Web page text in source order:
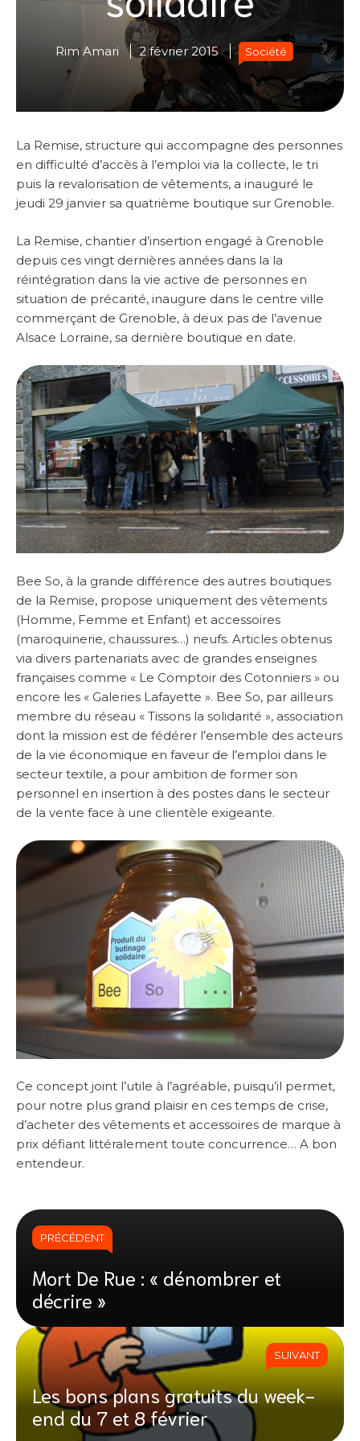
Rim Amari 2 février 2015 Société
La Remise, structure qui accompagne des personnes
en difficulté d’accès à l’emploi via la collecte, le tri
puis la revalorisation de vêtements, a inauguré le
jeudi 29 janvier sa quatrième boutique sur Grenoble.
La Remise, chantier d’insertion engagé à Grenoble
depuis ces vingt dernières années dans la la
réintégration dans la vie active de personnes en
situation de précarité, inaugure dans le centre ville
commerçant de Grenoble, à deux pas de l’avenue
Alsace Lorraine, sa dernière boutique en date.
Bee So, à la grande différence des autres boutiques
de la Remise, propose uniquement des vêtements
(Homme, Femme et Enfant) et accessoires
(maroquinerie, chaussures…) neufs. Articles obtenus
via divers partenariats avec de grandes enseignes
françaises comme « Le Comptoir des Cotonniers » ou
encore les « Galeries Lafayette ». Bee So, par ailleurs
membre du réseau « Tissons la solidarité », association
dont la mission est de fédérer l’ensemble des acteurs
de la vie économique en faveur de l’emploi dans le
secteur textile, a pour ambition de former son
personnel en insertion à des postes dans le secteur
de la vente face à une clientèle exigeante.
Ce concept joint l’utile à l’agréable, puisqu’il permet,
pour notre plus grand plaisir en ces temps de crise,
d’acheter des vêtements et accessoires de marque à
prix défiant littéralement toute concurrence… A bon
entendeur.
PRÉCÉDENT
Mort De Rue : « dénombrer et
décrire »
SUIVANT
Les bons plans gratuits du week-
end du 7 et 8 février